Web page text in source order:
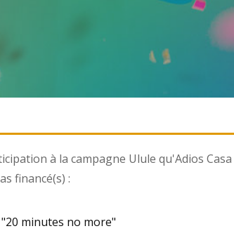
à la campagne Ulule qu'Adios
financé(s) :
minutes no more"